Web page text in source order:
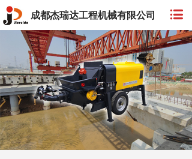
成都杰瑞达工程机械有限公司